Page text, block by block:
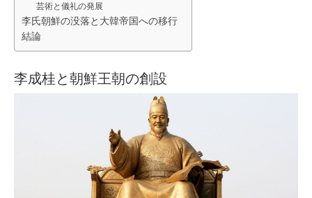
芸術と儀礼の発展
李氏朝鮮の没落と大韓帝国への移行
結論
李成桂と朝鮮王朝の創設